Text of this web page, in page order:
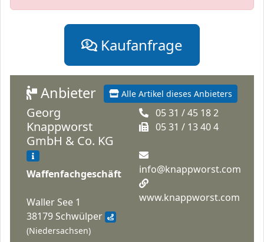
Kaufanfrage
Alle Artikel dieses Anbieters
Anbieter
Georg
Knappworst
GmbH & Co. KG
Waffenfachgeschäft
Waller See 1
38179 Schwülper
(Niedersachsen)
05 31 / 45 18 2
05 31 / 13 40 4
info@knappworst.com
www.knappworst.com